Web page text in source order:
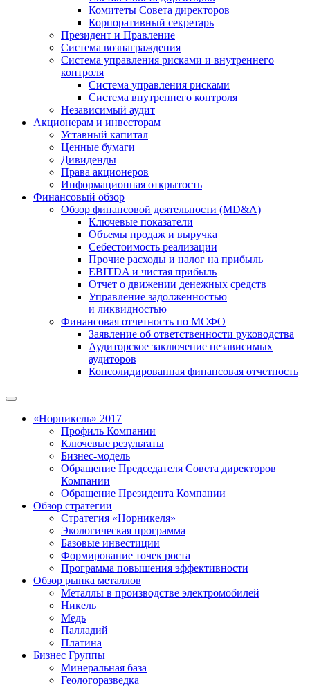
Комитеты Совета директоров
Корпоративный секретарь
Президент и Правление
Система вознаграждения
Система управления рисками и внутреннего
контроля
Система управления рисками
Система внутреннего контроля
Независимый аудит
Акционерам и инвесторам
Уставный капитал
Ценные бумаги
Дивиденды
Права акционеров
Информационная открытость
Финансовый обзор
Обзор финансовой деятельности (MD&A)
Ключевые показатели
Объемы продаж и выручка
Себестоимость реализации
Прочие расходы и налог на прибыль
EBITDA и чистая прибыль
Отчет о движении денежных средств
Управление задолженностью
и ликвидностью
Финансовая отчетность по МСФО
Заявление об ответственности руководства
Аудиторское заключение независимых
аудиторов
Консолидированная финансовая отчетность
«Норникель» 2017
Профиль Компании
Ключевые результаты
Бизнес-модель
Обращение Председателя Совета директоров
Компании
Обращение Президента Компании
Обзор стратегии
Стратегия «Норникеля»
Экологическая программа
Базовые инвестиции
Формирование точек роста
Программа повышения эффективности
Обзор рынка металлов
Металлы в производстве электромобилей
Никель
Медь
Палладий
Платина
Бизнес Группы
Минеральная база
Геологоразведка